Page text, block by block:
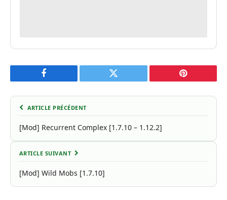
Facebook Twitter Pinterest
ARTICLE PRÉCÉDENT
[Mod] Recurrent Complex [1.7.10 – 1.12.2]
ARTICLE SUIVANT
[Mod] Wild Mobs [1.7.10]